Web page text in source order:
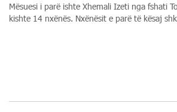
Mësuesi i parë ishte Xhemali Izeti nga fshati
kishte 14 nxënës. Nxënësit e parë të kësaj